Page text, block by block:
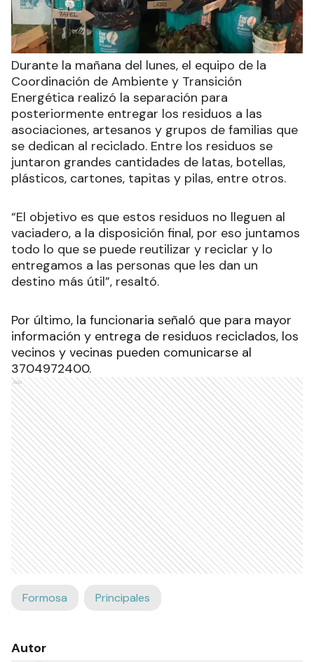
Durante la mañana del lunes, el equipo de la
Coordinación de Ambiente y Transición
Energética realizó la separación para
posteriormente entregar los residuos a las
asociaciones, artesanos y grupos de familias que
se dedican al reciclado. Entre los residuos se
juntaron grandes cantidades de latas, botellas,
plásticos, cartones, tapitas y pilas, entre otros.
“El objetivo es que estos residuos no lleguen al
vaciadero, a la disposición final, por eso juntamos
todo lo que se puede reutilizar y reciclar y lo
entregamos a las personas que les dan un
destino más útil”, resaltó.
Por último, la funcionaria señaló que para mayor
información y entrega de residuos reciclados, los
vecinos y vecinas pueden comunicarse al
3704972400.
Ads
Formosa Principales
Autor